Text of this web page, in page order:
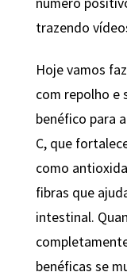
trazendo
Hoje vamos
com repolho e
benéfico para
C, que
como
fibras que
intestinal.
benéficas se